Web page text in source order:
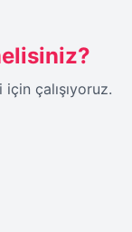
çalışıyoruz.